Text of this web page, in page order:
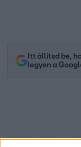
Itt állítsd be,
legyen a